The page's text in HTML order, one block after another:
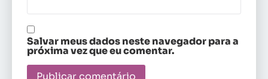
Salvar meus dados neste navegador para a
próxima vez que eu comentar.